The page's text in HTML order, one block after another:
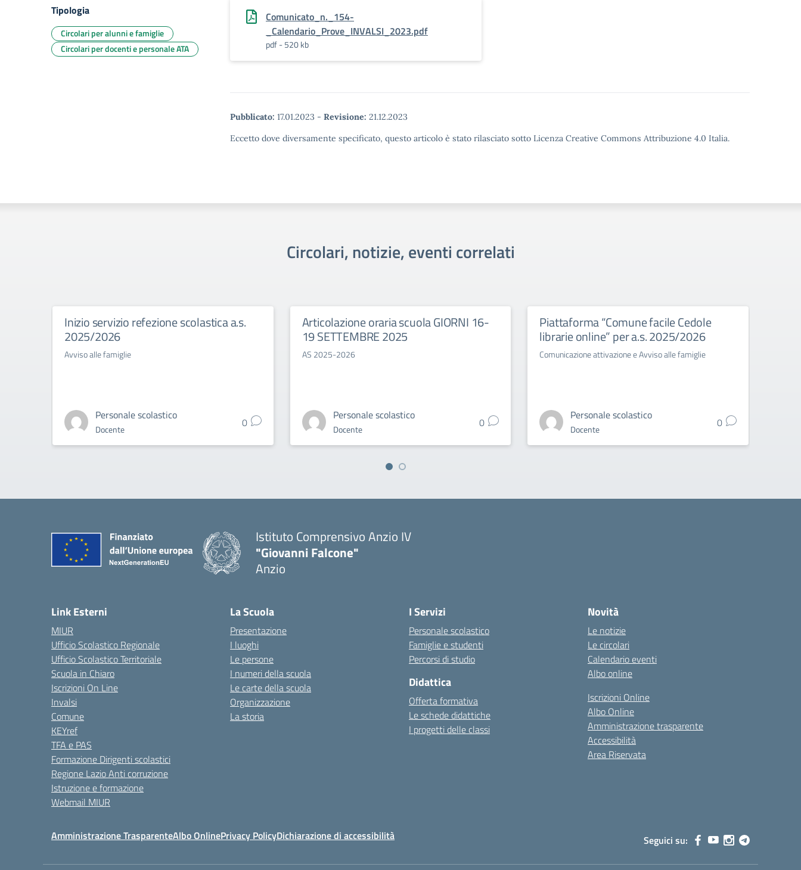
Comunicato_n._154-
_Calendario_Prove_INVALSI_2023.pdf
pdf - 520 kb
Pubblicato: 17.01.2023 - Revisione: 21.12.2023
Eccetto dove diversamente specificato, questo articolo è stato rilasciato sotto Licenza Creative Commons Attribuzione 4.0 Italia.
Tipologia
Circolari per alunni e famiglie
Circolari per docenti e personale ATA
Circolari, notizie, eventi correlati
Inizio servizio refezione scolastica a.s.
2025/2026
Avviso alle famiglie
Personale scolastico
Docente 0
Articolazione oraria scuola GIORNI 16-
19 SETTEMBRE 2025
AS 2025-2026
Personale scolastico
Docente 0
Piattaforma “Comune facile Cedole
librarie online” per a.s. 2025/2026
Comunicazione attivazione e Avviso alle famiglie
Personale scolastico
Docente 0
Istituto Comprensivo Anzio IV
"Giovanni Falcone"
Anzio
Link Esterni
MIUR
Ufficio Scolastico Regionale
Ufficio Scolastico Territoriale
Scuola in Chiaro
Iscrizioni On Line
Invalsi
Comune
KEYref
TFA e PAS
Formazione Dirigenti scolastici
Regione Lazio Anti corruzione
Istruzione e formazione
Webmail MIUR
La Scuola
Presentazione
I luoghi
Le persone
I numeri della scuola
Le carte della scuola
Organizzazione
La storia
I Servizi
Personale scolastico
Famiglie e studenti
Percorsi di studio
Didattica
Offerta formativa
Le schede didattiche
I progetti delle classi
Novità
Le notizie
Le circolari
Calendario eventi
Albo online
Iscrizioni Online
Albo Online
Amministrazione trasparente
Accessibilità
Area Riservata
Amministrazione TrasparenteAlbo OnlinePrivacy PolicyDichiarazione di accessibilità Seguici su: